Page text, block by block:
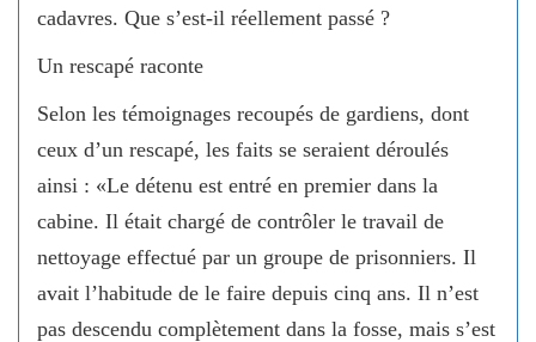
cadavres. Que s’est-il réellement passé ?
Un rescapé raconte
Selon les témoignages recoupés de gardiens, dont
ceux d’un rescapé, les faits se seraient déroulés
ainsi : «Le détenu est entré en premier dans la
cabine. Il était chargé de contrôler le travail de
nettoyage effectué par un groupe de prisonniers. Il
avait l’habitude de le faire depuis cinq ans. Il n’est
pas descendu complètement dans la fosse, mais s’est